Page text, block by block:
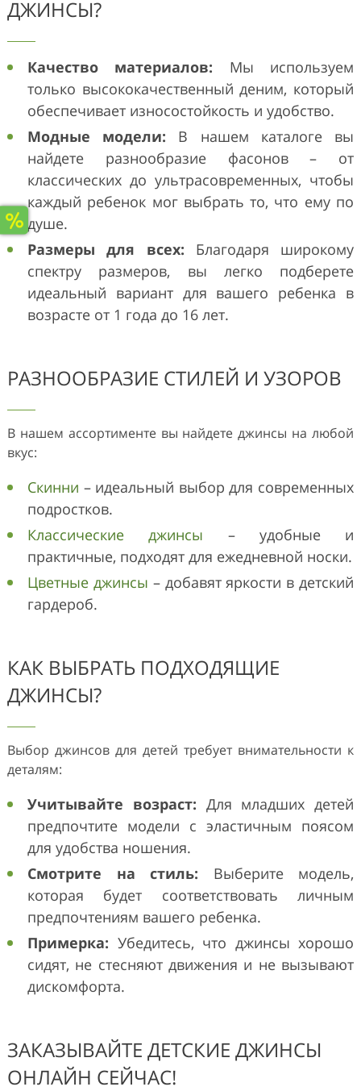
ДЖИНСЫ?
Качество материалов: Мы используем
только высококачественный деним, который
обеспечивает износостойкость и удобство.
Модные модели: В нашем каталоге вы
найдете разнообразие фасонов – от
классических до ультрасовременных, чтобы
каждый ребенок мог выбрать то, что ему по
душе.
Размеры для всех: Благодаря широкому
спектру размеров, вы легко подберете
идеальный вариант для вашего ребенка в
возрасте от 1 года до 16 лет.
РАЗНООБРАЗИЕ СТИЛЕЙ И УЗОРОВ
В нашем ассортименте вы найдете джинсы на любой
вкус:
Скинни – идеальный выбор для современных
подростков.
Классические джинсы – удобные и
практичные, подходят для ежедневной носки.
Цветные джинсы – добавят яркости в детский
гардероб.
КАК ВЫБРАТЬ ПОДХОДЯЩИЕ
ДЖИНСЫ?
Выбор джинсов для детей требует внимательности к
деталям:
Учитывайте возраст: Для младших детей
предпочтите модели с эластичным поясом
для удобства ношения.
Смотрите на стиль: Выберите модель,
которая будет соответствовать личным
предпочтениям вашего ребенка.
Примерка: Убедитесь, что джинсы хорошо
сидят, не стесняют движения и не вызывают
дискомфорта.
ЗАКАЗЫВАЙТЕ ДЕТСКИЕ ДЖИНСЫ
ОНЛАЙН СЕЙЧАС!